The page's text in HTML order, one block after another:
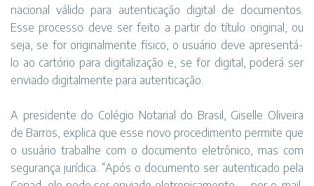
nacional válido para autenticação digital de documentos.
Esse processo deve ser feito a partir do título original, ou
seja, se for originalmente físico, o usuário deve apresentá-
lo ao cartório para digitalização e, se for digital, poderá ser
enviado digitalmente para autenticação.
A presidente do Colégio Notarial do Brasil, Giselle Oliveira
de Barros, explica que esse novo procedimento permite que
o usuário trabalhe com o documento eletrônico, mas com
segurança jurídica. “Após o documento ser autenticado pela